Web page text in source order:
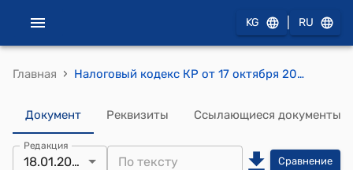
KG RU
Главная › Налоговый кодекс КР от 17 октября 2008 года № 230
Документ Реквизиты Ссылающиеся документы
Редакция
18.01.2022 Сравнение